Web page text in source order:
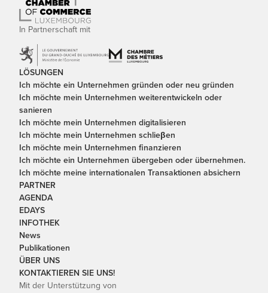
In Partnerschaft mit
LÖSUNGEN
Ich möchte ein Unternehmen gründen oder neu gründen
Ich möchte mein Unternehmen weiterentwickeln oder
sanieren
Ich möchte mein Unternehmen digitalisieren
Ich möchte mein Unternehmen schlieβen
Ich möchte mein Unternehmen finanzieren
Ich möchte ein Unternehmen übergeben oder übernehmen.
Ich möchte meine internationalen Transaktionen absichern
PARTNER
AGENDA
EDAYS
INFOTHEK
News
Publikationen
ÜBER UNS
KONTAKTIEREN SIE UNS!
Mit der Unterstützung von